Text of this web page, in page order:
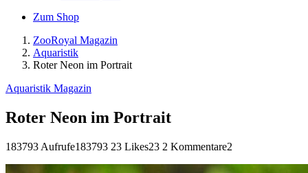
Zum Shop
ZooRoyal Magazin
Aquaristik
Roter Neon im Portrait
Aquaristik Magazin
Roter Neon im Portrait
183793 Aufrufe183793 23 Likes23 2 Kommentare2